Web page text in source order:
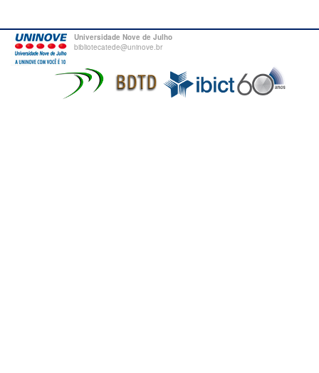
Universidade Nove de Julho
bibliotecatede@uninove.br